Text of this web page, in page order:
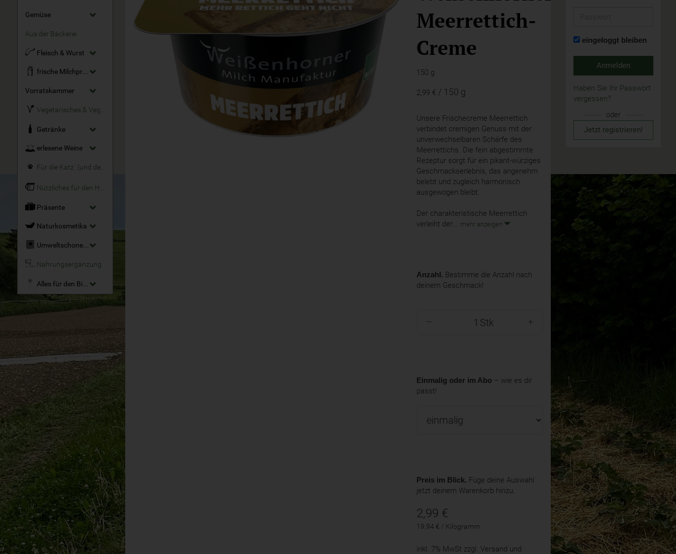
Gemüse
Aus der Bäckerei
Fleisch & Wurst
frische Milchprodukte
Vorratskammer
Getränke
erlesene Weine
Für die Katz´ (und den Hund)
Präsente
Naturkosmetika
Umweltschonende Reinigungsmittel
Nahrungsergänzung
Alles für den Bio-Garten
Meerrettich-
Creme
150 g
2,99 € / 150 g
Unsere Frischecreme Meerrettich
verbindet cremigen Genuss mit der
unverwechselbaren Schärfe des
Meerrettichs. Die fein abgestimmte
Rezeptur sorgt für ein pikant-würziges
Geschmackserlebnis, das angenehm
belebt und zugleich harmonisch
ausgewogen bleibt.
Der charakteristische Meerrettich
verleiht der...
mehr anzeigen
Anzahl. Bestimme die Anzahl nach
deinem Geschmack!
Stk
Einmalig oder im Abo – wie es dir
passt!
Preis im Blick. Füge deine Auswahl
jetzt deinem Warenkorb hinzu.
2,99 €
19,94 € / Kilogramm
inkl. 7% MwSt zzgl. Versand und
eingeloggt bleiben
Anmelden
Haben Sie Ihr Passwort
vergessen?
oder
Jetzt registrieren!